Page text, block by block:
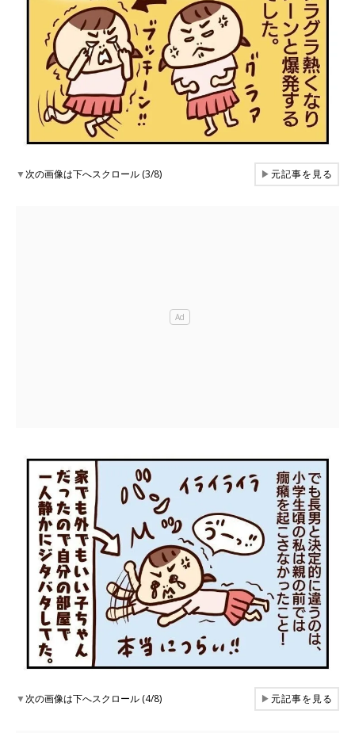
▼次の画像は下へスクロール (3/8) ▶元記事を見る
▼次の画像は下へスクロール (4/8) ▶元記事を見る